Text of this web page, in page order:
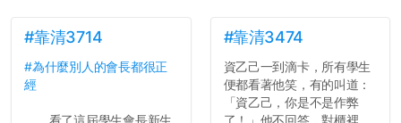
#靠清3714
#為什麼別人的會長都很正
經
看了這屆學生會長新生
#靠清3474
資乙己一到滴卡，所有學生
便都看著他笑，有的叫道：
「資乙己，你是不是作弊
了！」他不回答，對櫃裡